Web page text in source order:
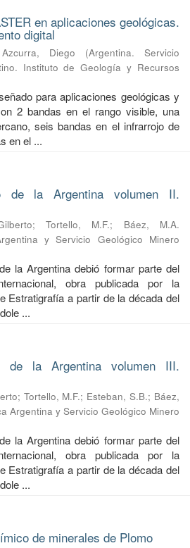
en aplicaciones geológicas.
digital
Azcurra, Diego (Argentina. Servicio
Instituto de Geología y Recursos
para aplicaciones geológicas y
2 bandas en el rango visible, una
seis bandas en el infrarrojo de
en el ...
de la Argentina volumen II.
;Tortello, M.F.; Báez, M.A.
y Servicio Geológico Minero
la Argentina debió formar parte del
obra publicada por la
Estratigrafía a partir de la década del
...
de la Argentina volumen III.
; Tortello, M.F.; Esteban, S.B.; Báez,
Argentina y Servicio Geológico Minero
la Argentina debió formar parte del
obra publicada por la
Estratigrafía a partir de la década del
...
de minerales de Plomo